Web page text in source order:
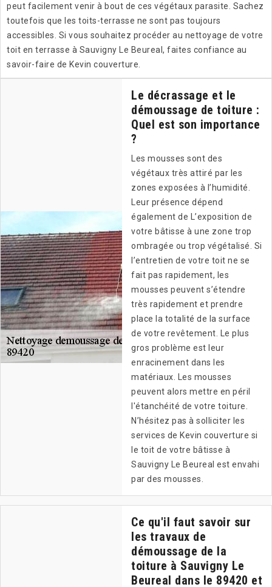
peut facilement venir à bout de ces végétaux parasite. Sachez
toutefois que les toits-terrasse ne sont pas toujours
accessibles. Si vous souhaitez procéder au nettoyage de votre
toit en terrasse à Sauvigny Le Beureal, faites confiance au
savoir-faire de Kevin couverture.
Le décrassage et le
démoussage de toiture :
Quel est son importance
?
Les mousses sont des
végétaux très attiré par les
zones exposées à l’humidité.
Leur présence dépend
également de L’exposition de
votre bâtisse à une zone trop
ombragée ou trop végétalisé. Si
l’entretien de votre toit ne se
fait pas rapidement, les
mousses peuvent s’étendre
très rapidement et prendre
place la totalité de la surface
de votre revêtement. Le plus
gros problème est leur
enracinement dans les
matériaux. Les mousses
peuvent alors mettre en péril
l'étanchéité de votre toiture.
N’hésitez pas à solliciter les
services de Kevin couverture si
le toit de votre bâtisse à
Sauvigny Le Beureal est envahi
par des mousses.
Ce qu'il faut savoir sur
les travaux de
démoussage de la
toiture à Sauvigny Le
Beureal dans le 89420 et